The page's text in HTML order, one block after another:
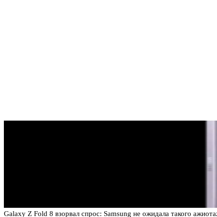
Galaxy Z Fold 8 взорвал спрос: Samsung не ожидала такого